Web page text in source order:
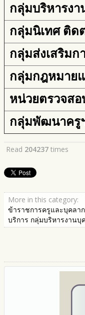
กลุ่มบริหารง
กลุ่มนิเทศ ติด
กลุ่มส่งเสริมก
กลุ่มกฎหมาย
หน่วยตรวจส
กลุ่มพัฒนาครู
Read 204237 times
More in this category:
ข้าราชการครูและบุคลา
บริการ กลุ่มบริหารงานบุ